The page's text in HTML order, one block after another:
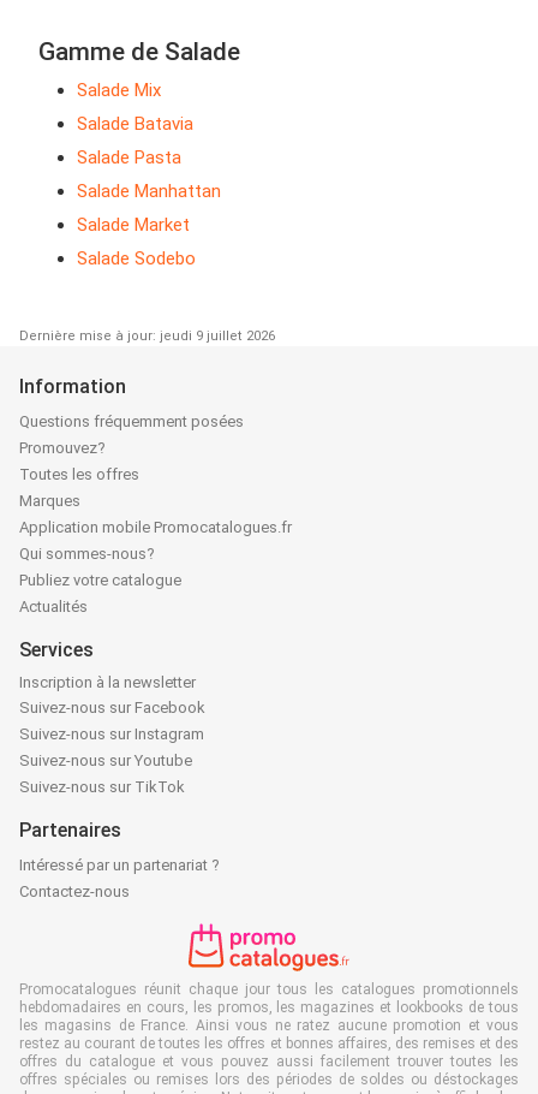
Gamme de Salade
Salade Mix
Salade Batavia
Salade Pasta
Salade Manhattan
Salade Market
Salade Sodebo
Dernière mise à jour: jeudi 9 juillet 2026
Information
Questions fréquemment posées
Promouvez?
Toutes les offres
Marques
Application mobile Promocatalogues.fr
Qui sommes-nous?
Publiez votre catalogue
Actualités
Services
Inscription à la newsletter
Suivez-nous sur Facebook
Suivez-nous sur Instagram
Suivez-nous sur Youtube
Suivez-nous sur TikTok
Partenaires
Intéressé par un partenariat ?
Contactez-nous
Promocatalogues réunit chaque jour tous les catalogues promotionnels
hebdomadaires en cours, les promos, les magazines et lookbooks de tous
les magasins de France. Ainsi vous ne ratez aucune promotion et vous
restez au courant de toutes les offres et bonnes affaires, des remises et des
offres du catalogue et vous pouvez aussi facilement trouver toutes les
offres spéciales ou remises lors des périodes de soldes ou déstockages